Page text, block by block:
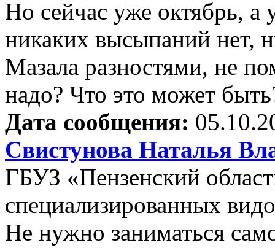
Но сейчас уже октябрь, а
никаких высыпаний нет,
Мазала разностями, не
надо? Что это может
Дата сообщения:
Свистунова Наталья
ГБУЗ «Пензенский
специализированных
Не нужно заниматься